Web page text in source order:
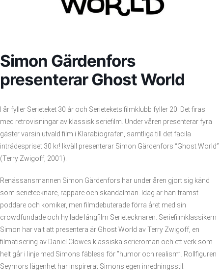
Simon Gärdenfors
presenterar Ghost World
I år fyller Serieteket 30 år och Serietekets filmklubb fyller 20! Det firas
med retrovisningar av klassisk seriefilm. Under våren presenterar fyra
gäster varsin utvald film i Klarabiografen, samtliga till det facila
inträdespriset 30 kr! Ikväll presenterar Simon Gärdenfors “Ghost World”
(Terry Zwigoff, 2001).
Renässansmannen Simon Gärdenfors har under åren gjort sig känd
som serietecknare, rappare och skandalman. Idag är han främst
poddare och komiker, men filmdebuterade förra året med sin
crowdfundade och hyllade långfilm Serietecknaren. Seriefilmklassikern
Simon har valt att presentera är Ghost World av Terry Zwigoff, en
filmatisering av Daniel Clowes klassiska serieroman och ett verk som
helt går i linje med Simons fäbless för ”humor och realism”. Rollfiguren
Seymors lägenhet har inspirerat Simons egen inredningsstil.